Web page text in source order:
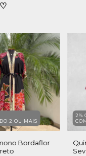
2 OU MAIS
Bordaflor
2%